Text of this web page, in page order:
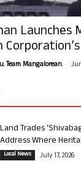
Launches
Team Mangalorean. -
Land Trades
Address Where
Local News July 17, 2026